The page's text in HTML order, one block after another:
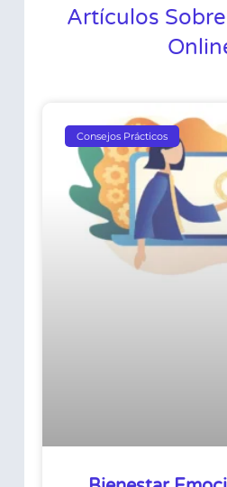
Artículos
Consejos Prácticos